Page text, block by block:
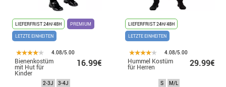
LIEFERFRIST 24H/48H
PREMIUM
LETZTE EINHEITEN
4.08/5.00
Bienenkostüm
mit Hut für
Kinder
16.99€
2-3J 3-4J
LIEFERFRIST 24H/48H
LETZTE EINHEITEN
4.08/5.00
Hummel Kostüm
für Herren 29.99€
S M/L